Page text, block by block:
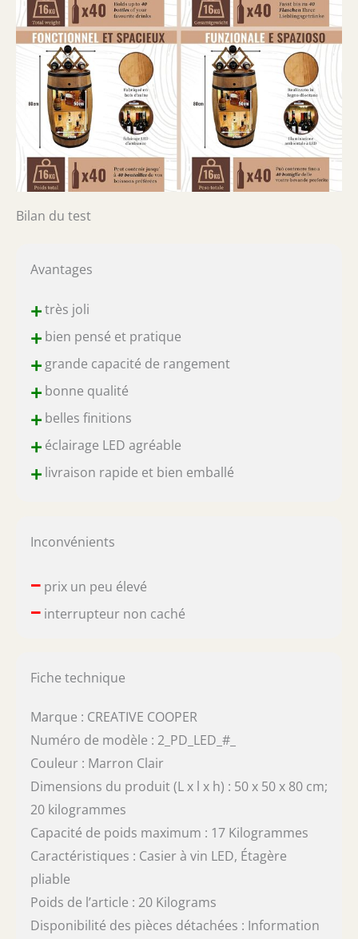
Bilan du test
Avantages
+très joli
+bien pensé et pratique
+grande capacité de rangement
+bonne qualité
+belles finitions
+éclairage LED agréable
+livraison rapide et bien emballé
Inconvénients
–prix un peu élevé
–interrupteur non caché
Fiche technique
Marque : CREATIVE COOPER
Numéro de modèle : 2_PD_LED_#_
Couleur : Marron Clair
Dimensions du produit (L x l x h) : 50 x 50 x 80 cm;
20 kilogrammes
Capacité de poids maximum : 17 Kilogrammes
Caractéristiques : Casier à vin LED, Étagère
pliable
Poids de l’article : 20 Kilograms
Disponibilité des pièces détachées : Information